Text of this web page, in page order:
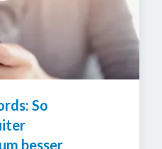
So
besser